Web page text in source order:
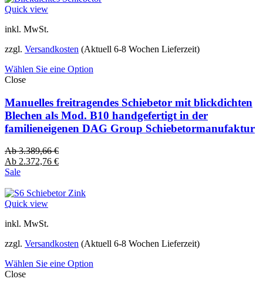
Quick view
inkl. MwSt.
zzgl. Versandkosten (Aktuell 6-8 Wochen Lieferzeit)
Wählen Sie eine Option
Close
Manuelles freitragendes Schiebetor mit blickdichten
Blechen als Mod. B10 handgefertigt in der
familieneigenen DAG Group Schiebetormanufaktur
Ab3.389,66€
Ab 2.372,76 €
Sale
Quick view
inkl. MwSt.
zzgl. Versandkosten (Aktuell 6-8 Wochen Lieferzeit)
Wählen Sie eine Option
Close